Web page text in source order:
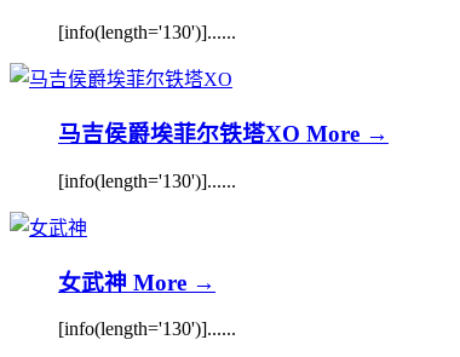
[info(length='130')]......
马吉侯爵埃菲尔铁塔XO More →
[info(length='130')]......
女武神 More →
[info(length='130')]......